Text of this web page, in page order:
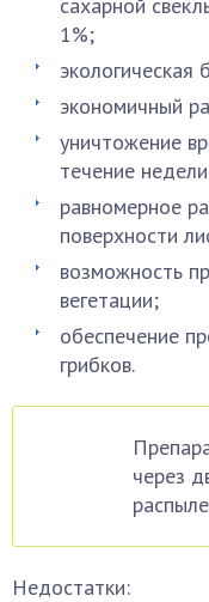
1%;
экологическая
экономичный
уничтожение
течение
равномерное
поверхности
возможность
вегетации;
обеспечение
грибков.
через
Недостатки: